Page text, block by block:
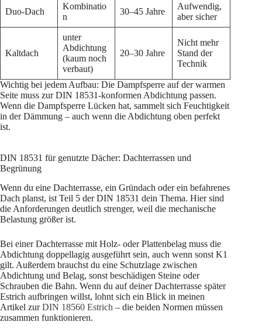
Duo-Dach
Kombinatio
n
30–45 Jahre
Aufwendig,
aber sicher
Kaltdach
unter
Abdichtung
(kaum noch
verbaut)
20–30 Jahre
Nicht mehr
Stand der
Technik
Wichtig bei jedem Aufbau: Die Dampfsperre auf der warmen
Seite muss zur DIN 18531-konformen Abdichtung passen.
Wenn die Dampfsperre Lücken hat, sammelt sich Feuchtigkeit
in der Dämmung – auch wenn die Abdichtung oben perfekt
ist.
DIN 18531 für genutzte Dächer: Dachterrassen und
Begrünung
Wenn du eine Dachterrasse, ein Gründach oder ein befahrenes
Dach planst, ist Teil 5 der DIN 18531 dein Thema. Hier sind
die Anforderungen deutlich strenger, weil die mechanische
Belastung größer ist.
Bei einer Dachterrasse mit Holz- oder Plattenbelag muss die
Abdichtung doppellagig ausgeführt sein, auch wenn sonst K1
gilt. Außerdem brauchst du eine Schutzlage zwischen
Abdichtung und Belag, sonst beschädigen Steine oder
Schrauben die Bahn. Wenn du auf deiner Dachterrasse später
Estrich aufbringen willst, lohnt sich ein Blick in meinen
Artikel zurDIN 18560 Estrich – die beiden Normen müssen
zusammen funktionieren.